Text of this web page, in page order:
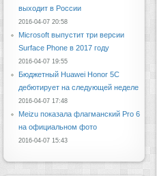
выходит в России
2016-04-07 20:58
Microsoft выпустит три версии
Surface Phone в 2017 году
2016-04-07 19:55
Бюджетный Huawei Honor 5C
дебютирует на следующей неделе
2016-04-07 17:48
Meizu показала флагманский Pro 6
на официальном фото
2016-04-07 15:43